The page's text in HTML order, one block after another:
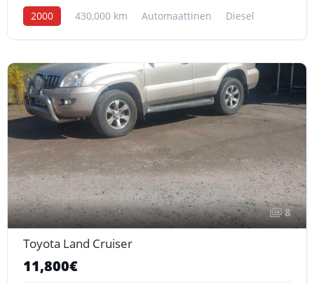
2000 430,000 km Automaattinen Diesel
8
Toyota Land Cruiser
11,800€